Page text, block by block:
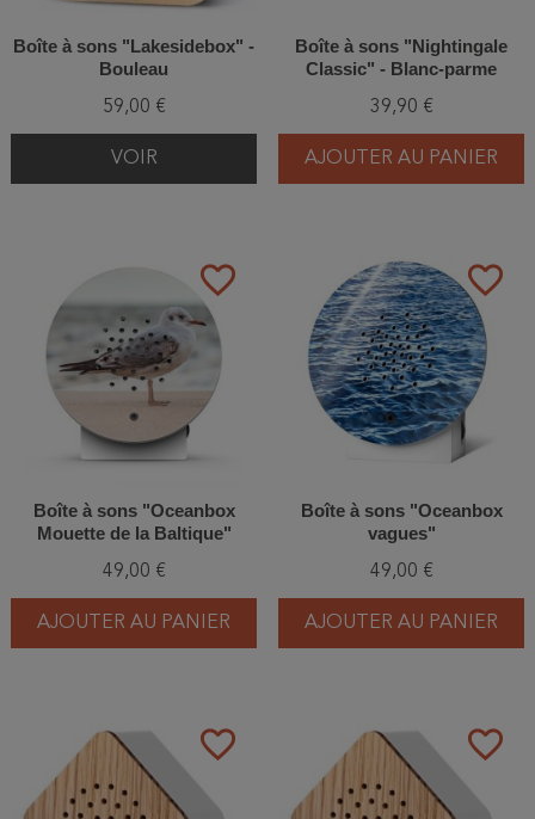
Boîte à sons "Lakesidebox" -
Bouleau
59,00 €
VOIR
Boîte à sons "Nightingale
Classic" - Blanc-parme
39,90 €
AJOUTER AU PANIER
favorite_border
Boîte à sons "Oceanbox
Mouette de la Baltique"
49,00 €
AJOUTER AU PANIER
favorite_border
Boîte à sons "Oceanbox
vagues"
49,00 €
AJOUTER AU PANIER
favorite_border favorite_border